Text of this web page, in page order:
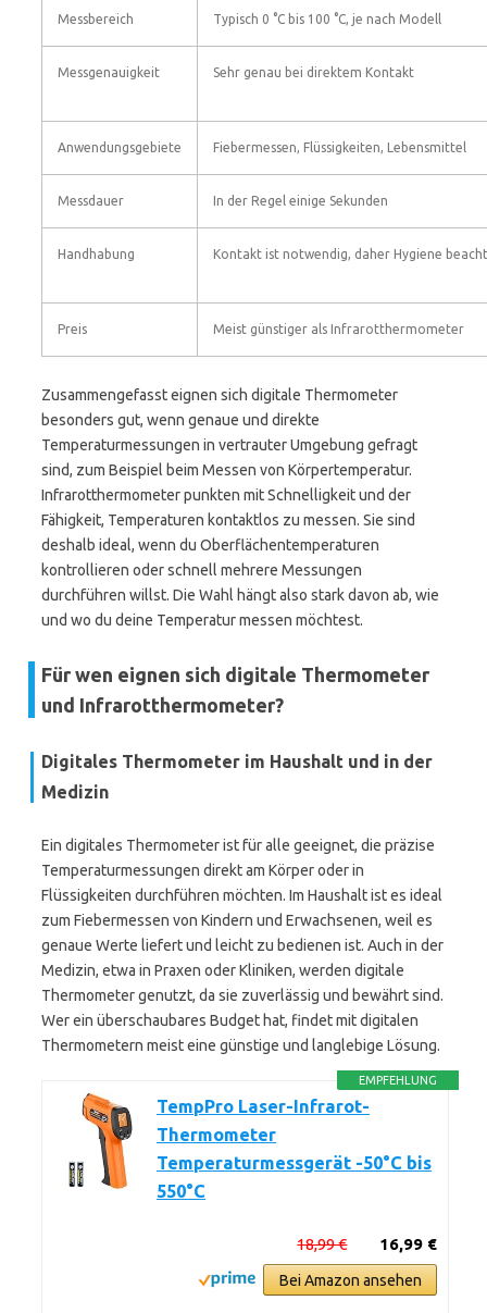
Messbereich Typisch 0 °C bis 100 °C, je nach Modell
Messgenauigkeit Sehr genau bei direktem Kontakt
Anwendungsgebiete Fiebermessen, Flüssigkeiten, Lebensmittel
Messdauer In der Regel einige Sekunden
Handhabung Kontakt ist notwendig, daher Hygiene
Preis Meist günstiger als Infrarotthermometer
Zusammengefasst eignen sich digitale Thermometer
besonders gut, wenn genaue und direkte
Temperaturmessungen in vertrauter Umgebung gefragt
sind, zum Beispiel beim Messen von Körpertemperatur.
Infrarotthermometer punkten mit Schnelligkeit und der
Fähigkeit, Temperaturen kontaktlos zu messen. Sie sind
deshalb ideal, wenn du Oberflächentemperaturen
kontrollieren oder schnell mehrere Messungen
durchführen willst. Die Wahl hängt also stark davon ab, wie
und wo du deine Temperatur messen möchtest.
Für wen eignen sich digitale Thermometer
und Infrarotthermometer?
Digitales Thermometer im Haushalt und in der
Medizin
Ein digitales Thermometer ist für alle geeignet, die präzise
Temperaturmessungen direkt am Körper oder in
Flüssigkeiten durchführen möchten. Im Haushalt ist es ideal
zum Fiebermessen von Kindern und Erwachsenen, weil es
genaue Werte liefert und leicht zu bedienen ist. Auch in der
Medizin, etwa in Praxen oder Kliniken, werden digitale
Thermometer genutzt, da sie zuverlässig und bewährt sind.
Wer ein überschaubares Budget hat, findet mit digitalen
Thermometern meist eine günstige und langlebige Lösung.
EMPFEHLUNG
TempPro Laser-Infrarot-
Thermometer
Temperaturmessgerät -50°C bis
550°C
16,99 €
18,99 €
Bei Amazon ansehen